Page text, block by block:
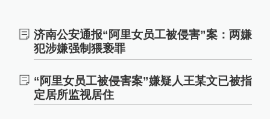
济南公安通报“阿里女员工被侵害”案：两嫌
犯涉嫌强制猥亵罪
“阿里女员工被侵害案”嫌疑人王某文已被指
定居所监视居住